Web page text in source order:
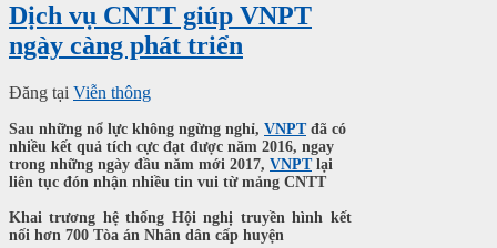
Dịch vụ CNTT giúp VNPT
ngày càng phát triển
Đăng tại Viễn thông
Sau những nổ lực không ngừng nghỉ, VNPTđã có
nhiều kết quả tích cực đạt được năm 2016, ngay
trong những ngày đầu năm mới 2017, VNPTlại
liên tục đón nhận nhiều tin vui từ mảng CNTT
Khai trương hệ thống Hội nghị truyền hình kết
nối hơn 700 Tòa án Nhân dân cấp huyện